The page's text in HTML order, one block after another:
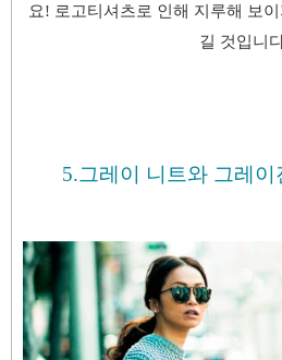
요! 로고티셔츠로 인해 지루해 보
길 것입니
5.그레이 니트와 그레이